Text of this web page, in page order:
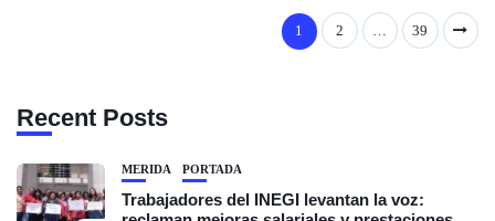
1 2 … 39
Recent Posts
MÉRIDA PORTADA
Trabajadores del INEGI levantan la voz: